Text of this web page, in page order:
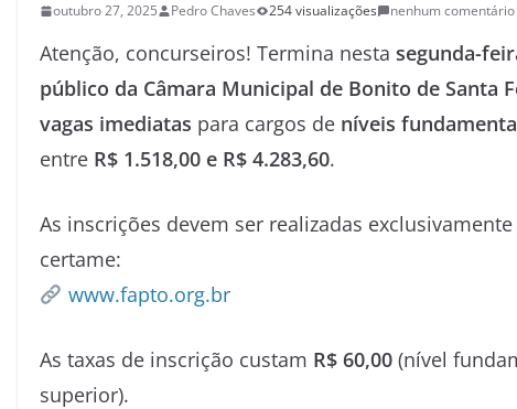
outubro 27, 2025 Pedro Chaves 254 visualizações nenhum comentário
Atenção, concurseiros! Termina nesta segunda-
público da Câmara Municipal de Bonito de Santa
vagas imediatas para cargos de níveis
entre R$ 1.518,00 e R$ 4.283,60.
As inscrições devem ser realizadas
certame:
www.fapto.org.br
As taxas de inscrição custam R$ 60,00 (nível
superior).